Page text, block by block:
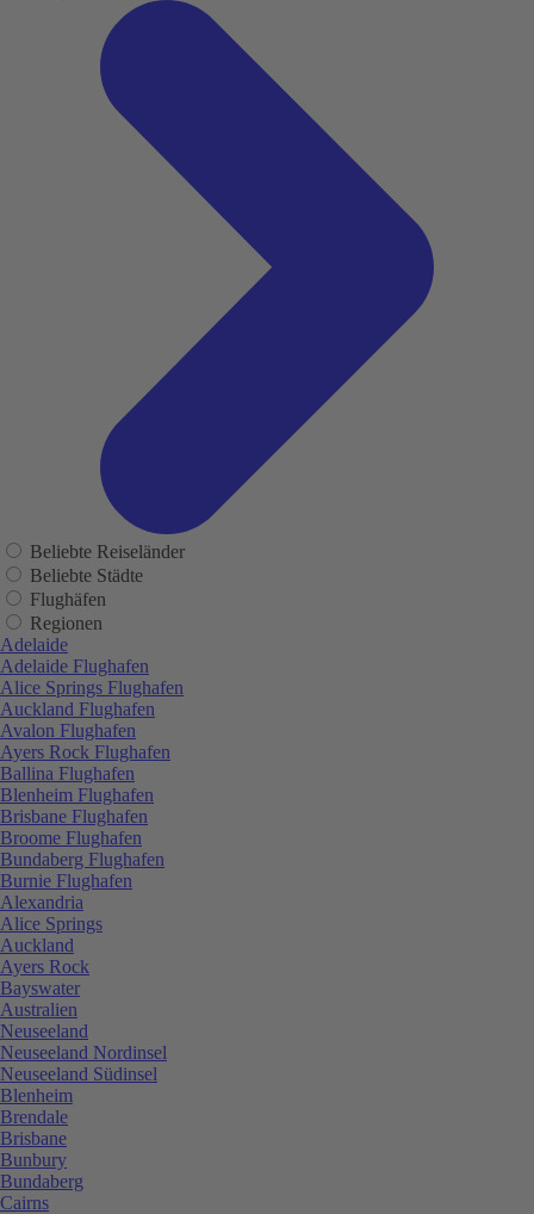
Beliebte Reiseländer
Beliebte Städte
Flughäfen
Regionen
Adelaide
Adelaide Flughafen
Alice Springs Flughafen
Auckland Flughafen
Avalon Flughafen
Ayers Rock Flughafen
Ballina Flughafen
Blenheim Flughafen
Brisbane Flughafen
Broome Flughafen
Bundaberg Flughafen
Burnie Flughafen
Alexandria
Alice Springs
Auckland
Ayers Rock
Bayswater
Australien
Neuseeland
Neuseeland Nordinsel
Neuseeland Südinsel
Blenheim
Brendale
Brisbane
Bunbury
Bundaberg
Cairns